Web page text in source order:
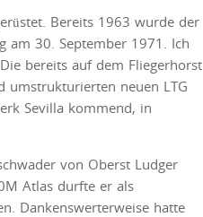
Bereits 1963 wurde der
am 30. September 1971. Ich
bereits auf dem Fliegerhorst
umstrukturierten neuen LTG
Sevilla kommend, in
von Oberst Ludger
Atlas durfte er als
Dankenswerterweise hatte